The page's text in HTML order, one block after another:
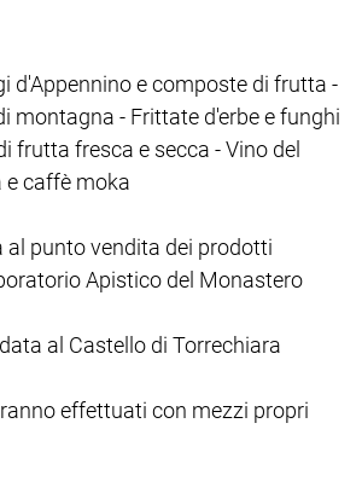
d'Appennino e composte di frutta -
montagna - Frittate d'erbe e funghi
frutta fresca e secca - Vino del
e caffè moka
al punto vendita dei prodotti
Apistico del Monastero
al Castello di Torrechiara
effettuati con mezzi propri